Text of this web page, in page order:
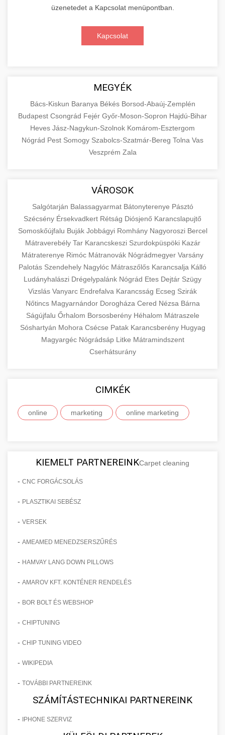
üzenetedet a Kapcsolat menüpontban.
Kapcsolat
MEGYÉK
Bács-Kiskun Baranya Békés Borsod-Abaúj-Zemplén
Budapest Csongrád Fejér Győr-Moson-Sopron Hajdú-Bihar
Heves Jász-Nagykun-Szolnok Komárom-Esztergom
Nógrád Pest Somogy Szabolcs-Szatmár-Bereg Tolna Vas
Veszprém Zala
VÁROSOK
Salgótarján Balassagyarmat Bátonyterenye Pásztó
Szécsény Érsekvadkert Rétság Diósjenő Karancslapujtő
Somoskőújfalu Buják Jobbágyi Romhány Nagyoroszi Bercel
Mátraverebély Tar Karancskeszi Szurdokpüspöki Kazár
Mátraterenye Rimóc Mátranovák Nógrádmegyer Varsány
Palotás Szendehely Nagylóc Mátraszőlős Karancsalja Kálló
Ludányhalászi Drégelypalánk Nógrád Etes Dejtár Szügy
Vizslás Vanyarc Endrefalva Karancsság Ecseg Szirák
Nőtincs Magyarnándor Dorogháza Cered Nézsa Bárna
Ságújfalu Őrhalom Borsosberény Héhalom Mátraszele
Sóshartyán Mohora Csécse Patak Karancsberény Hugyag
Magyargéc Nógrádsáp Litke Mátramindszent
Cserhátsurány
CIMKÉK
online marketing online marketing
KIEMELT PARTNEREINKCarpet cleaning
- CNC FORGÁCSOLÁS
- PLASZTIKAI SEBÉSZ
- VERSEK
- AMEAMED MENEDZSERSZŰRÉS
- HAMVAY LANG DOWN PILLOWS
- AMAROV KFT. KONTÉNER RENDELÉS
- BOR BOLT ÉS WEBSHOP
- CHIPTUNING
- CHIP TUNING VIDEO
- WIKIPEDIA
- TOVÁBBI PARTNEREINK
SZÁMÍTÁSTECHNIKAI PARTNEREINK
- IPHONE SZERVIZ